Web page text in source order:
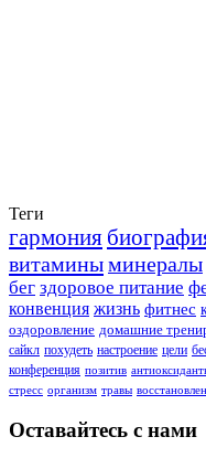
Теги
гармония
витаминыминералы
бег здоровое питание
конвенция жизнь фитнес
оздоровление домашние
сайкл похудеть настроение цели
конференция позитив
стресс организм травы
Оставайтесь с нами